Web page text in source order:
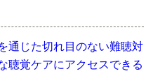
通じた切れ目のない難聴対
聴覚ケアにアクセスできる